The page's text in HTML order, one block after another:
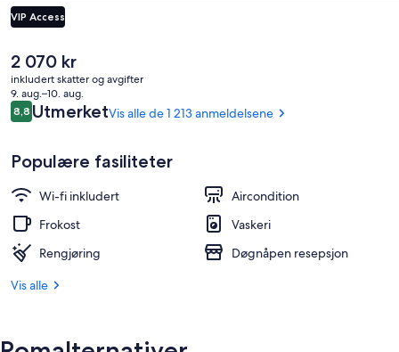
VIP Access
Den
nåværende
prisen
er
2 070 kr
2 070 kr
inkludert skatter og avgifter
9. aug.–10. aug.
Anmeldelser
8,88,8 av 10 –
UtmerketVis alle de 1 213 anmeldelsene
Populære fasiliteter
Wi-fi inkludert
Aircondition
Frokost
Vaskeri
Rengjøring
Døgnåpen resepsjon
Vis alle